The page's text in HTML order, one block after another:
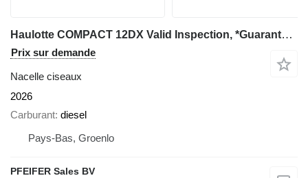
Haulotte COMPACT 12DX Valid Inspection, *Guarantee! Diesel
Prix sur demande
Nacelle ciseaux
2026
Carburant diesel
Pays-Bas, Groenlo
PFEIFER Sales BV